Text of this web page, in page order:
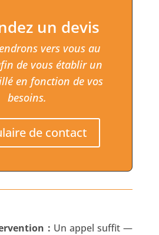
un devis
vers vous au
de vous établir un
en fonction de vos
besoins.
de contact
: Un appel suffit —